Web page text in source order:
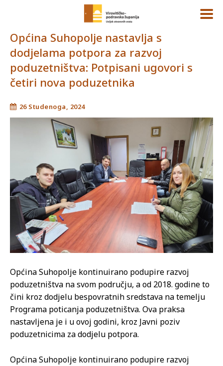
Općina Suhopolje nastavlja s
dodjelama potpora za razvoj
poduzetništva: Potpisani ugovori s
četiri nova poduzetnika
26 Studenoga, 2024
Općina Suhopolje kontinuirano podupire razvoj
poduzetništva na svom području, a od 2018. godine to
čini kroz dodjelu bespovratnih sredstava na temelju
Programa poticanja poduzetništva. Ova praksa
nastavljena je i u ovoj godini, kroz Javni poziv
poduzetnicima za dodjelu potpora.
Općina Suhopolje kontinuirano podupire razvoj